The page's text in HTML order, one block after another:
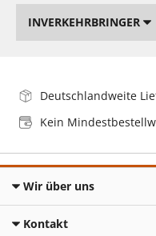
INVERKEHRBRINGER
Deutschlandweite
Kein
Wir über uns
Kontakt